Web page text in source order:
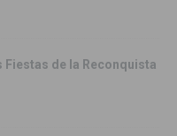
Fiestas de la Reconquista